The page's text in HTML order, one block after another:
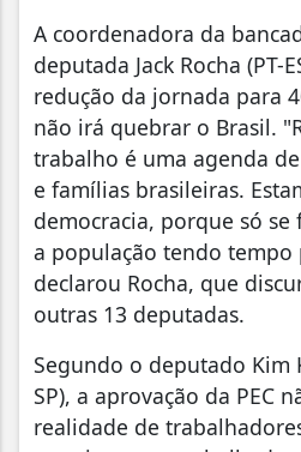
A coordenadora da
deputada Jack Rocha (PT-
redução da jornada para
não irá quebrar o Brasil.
trabalho é uma agenda
e famílias brasileiras.
democracia, porque só se
a população tendo
declarou Rocha, que
outras 13 deputadas.
Segundo o deputado Kim
SP), a aprovação da PEC
realidade de